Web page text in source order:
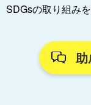
SDGsの取り組み